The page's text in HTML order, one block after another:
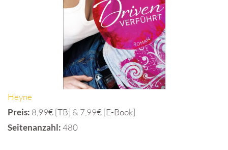
Heyne
Preis: 8,99€ [TB] & 7,99€ [E-Book]
Seitenanzahl:480